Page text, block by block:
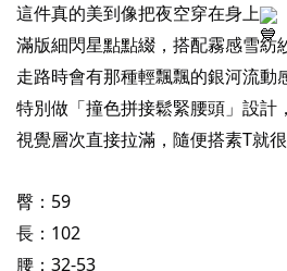
這件真的美到像把夜空穿在身上
滿版細閃星點點綴，搭配霧感雪紡
走路時會有那種輕飄飄的銀河流動
特別做「撞色拼接鬆緊腰頭」設計，
視覺層次直接拉滿，隨便搭素T就
臀：59
長：102
腰：32-53